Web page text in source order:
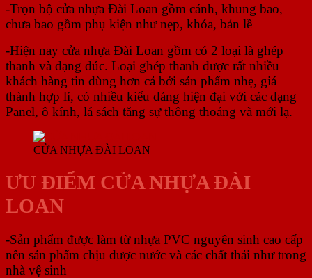
-Trọn bộ cửa nhựa Đài Loan gồm cánh, khung bao,
chưa bao gồm phụ kiện như nẹp, khóa, bản lề
-Hiện nay cửa nhựa Đài Loan gồm có 2 loại là ghép
thanh và dạng đúc. Loại ghép thanh được rất nhiều
khách hàng tin dùng hơn cả bởi sản phẩm nhẹ, giá
thành hợp lí, có nhiều kiểu dáng hiện đại với các dạng
Panel, ô kính, lá sách tăng sự thông thoáng và mới lạ.
CỬA NHỰA ĐÀI LOAN
ƯU ĐIỂM CỬA NHỰA ĐÀI
LOAN
-Sản phẩm được làm từ nhựa PVC nguyên sinh cao cấp
nên sản phẩm chịu được nước và các chất thải như trong
nhà vệ sinh